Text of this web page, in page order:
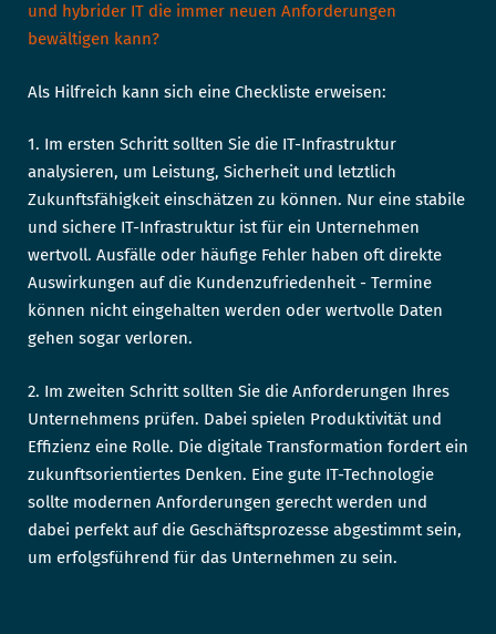
und hybrider IT die immer neuen Anforderungen
bewältigen kann?
Als Hilfreich kann sich eine Checkliste erweisen:
1. Im ersten Schritt sollten Sie die IT-Infrastruktur
analysieren, um Leistung, Sicherheit und letztlich
Zukunftsfähigkeit einschätzen zu können. Nur eine stabile
und sichere IT-Infrastruktur ist für ein Unternehmen
wertvoll. Ausfälle oder häufige Fehler haben oft direkte
Auswirkungen auf die Kundenzufriedenheit - Termine
können nicht eingehalten werden oder wertvolle Daten
gehen sogar verloren.
2. Im zweiten Schritt sollten Sie die Anforderungen Ihres
Unternehmens prüfen. Dabei spielen Produktivität und
Effizienz eine Rolle. Die digitale Transformation fordert ein
zukunftsorientiertes Denken. Eine gute IT-Technologie
sollte modernen Anforderungen gerecht werden und
dabei perfekt auf die Geschäftsprozesse abgestimmt sein,
um erfolgsführend für das Unternehmen zu sein.